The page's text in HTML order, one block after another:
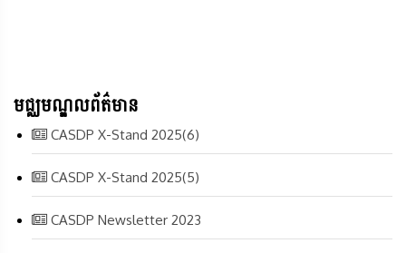
មជ្ឈមណ្ឌលព័ត៌មាន
CASDP X-Stand 2025(6)
CASDP X-Stand 2025(5)
CASDP Newsletter 2023